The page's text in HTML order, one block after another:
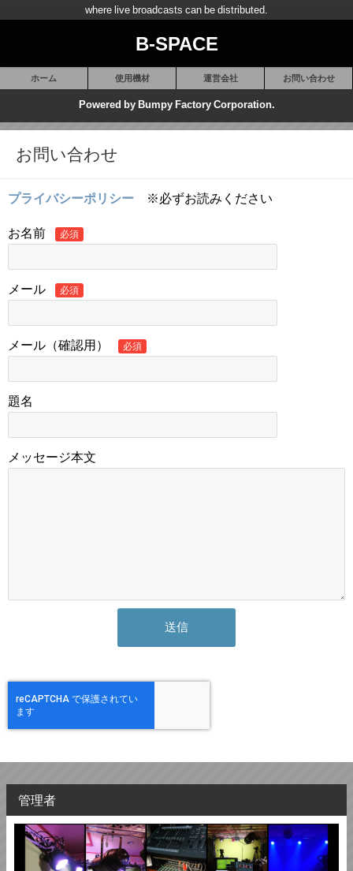
where live broadcasts can be distributed.
B-SPACE
ホーム 使用機材 運営会社 お問い合わせ
Powered by Bumpy Factory Corporation.
お問い合わせ
プライバシーポリシー ※必ずお読みください
お名前 必須
メール 必須
メール（確認用） 必須
題名
メッセージ本文
管理者